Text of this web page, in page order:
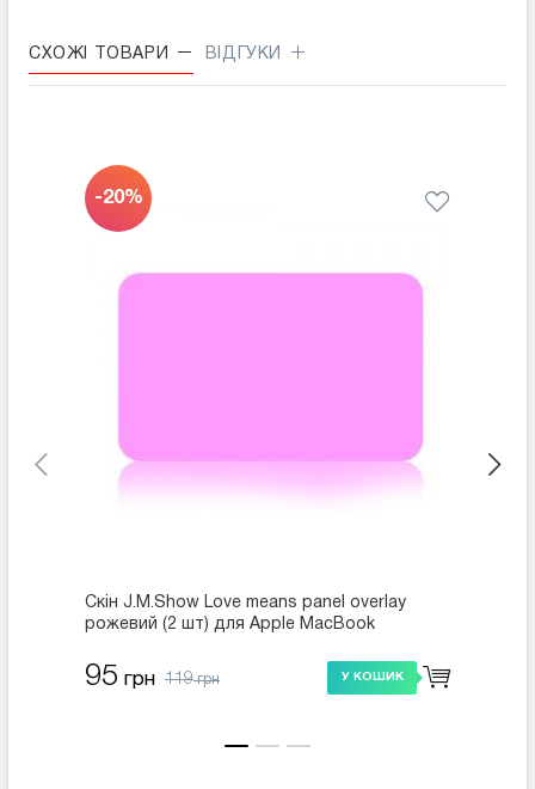
СХОЖІ ТОВАРИ ВІДГУКИ
-20%
Скін J.M.Show Love means panel overlay
рожевий (2 шт) для Apple MacBook
95 грн 119грн У КОШИК